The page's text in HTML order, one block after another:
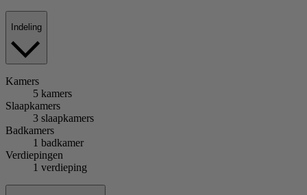
Indeling
Kamers
5 kamers
Slaapkamers
3 slaapkamers
Badkamers
1 badkamer
Verdiepingen
1 verdieping